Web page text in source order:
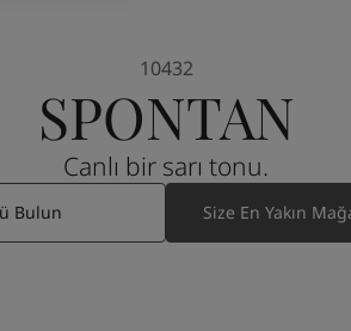
SPONTAN
10432
Canlı bir sarı tonu.
Bulun Size En Yakın